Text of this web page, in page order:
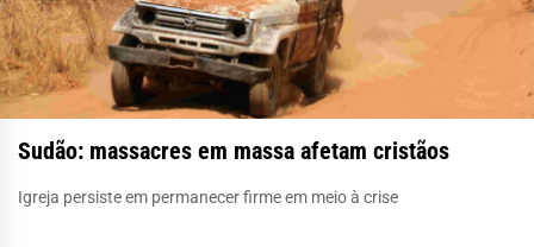
Sudão: massacres em massa afetam cristãos
Igreja persiste em permanecer firme em meio à crise